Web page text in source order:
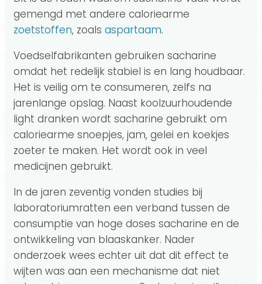
gemengd met andere caloriearme
zoetstoffen, zoals aspartaam.
Voedselfabrikanten gebruiken sacharine
omdat het redelijk stabiel is en lang houdbaar.
Het is veilig om te consumeren, zelfs na
jarenlange opslag. Naast koolzuurhoudende
light dranken wordt sacharine gebruikt om
caloriearme snoepjes, jam, gelei en koekjes
zoeter te maken. Het wordt ook in veel
medicijnen gebruikt.
In de jaren zeventig vonden studies bij
laboratoriumratten een verband tussen de
consumptie van hoge doses sacharine en de
ontwikkeling van blaaskanker. Nader
onderzoek wees echter uit dat dit effect te
wijten was aan een mechanisme dat niet